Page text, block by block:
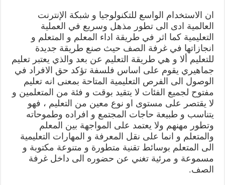
ان الاستخدام الواسع للتكنولوجيا و شبكة الإنترنت
العالمية ادى الى تطور مذهل وسريع في العملية
التعليمية كما اثر في طريقة اداء المعلم و المتعلم و
انجازاتها في غرفة الصف حيث صنع طريقة جديدة
للتعليم ألا و هي طريقة التعليم عن بعد والذي يعتبر تعليم
جماهيري يقوم على اساس فلسفة تؤكد حق الافراد في
الوصول الى الفرص التعليمية المتاحة بمعنى انه تعليم
مفتوح لجميع الفئات لا يتقيد بوقت و فئة من المتعلمين و
لا يقتصر على مستوى او نوع معين من التعليم ، فهو
يتناسب و طبيعة حاجات المجتمع و افراده وطموحاته
وتطور مهنهم ولا يعتمد على المواجهة بين المعلم
والمتعلم و انما على نقل المعرفة و المهارات التعليمية
الى المتعلم بوسائط تقنية متطورة و متنوعة مكتوبة و
مسموعة و مرئية تغني عن حضوره الى داخل غرفة
الصف.